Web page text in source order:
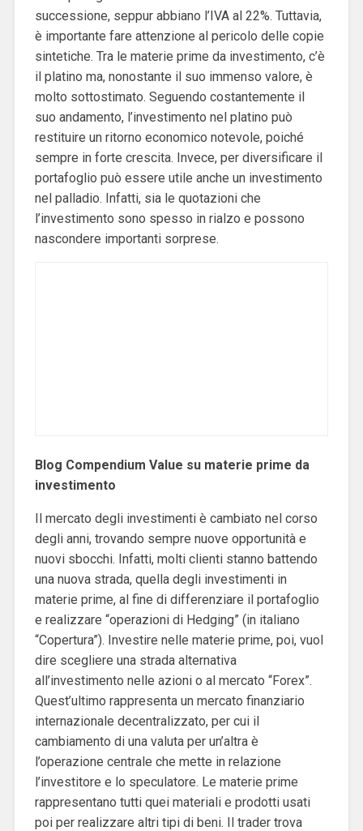
successione, seppur abbiano l’IVA al 22%. Tuttavia,
è importante fare attenzione al pericolo delle copie
sintetiche. Tra le materie prime da investimento, c’è
il platino ma, nonostante il suo immenso valore, è
molto sottostimato. Seguendo costantemente il
suo andamento, l’investimento nel platino può
restituire un ritorno economico notevole, poiché
sempre in forte crescita. Invece, per diversificare il
portafoglio può essere utile anche un investimento
nel palladio. Infatti, sia le quotazioni che
l’investimento sono spesso in rialzo e possono
nascondere importanti sorprese.
Blog Compendium Value su materie prime da
investimento
Il mercato degli investimenti è cambiato nel corso
degli anni, trovando sempre nuove opportunità e
nuovi sbocchi. Infatti, molti clienti stanno battendo
una nuova strada, quella degli investimenti in
materie prime, al fine di differenziare il portafoglio
e realizzare “operazioni di Hedging” (in italiano
“Copertura”). Investire nelle materie prime, poi, vuol
dire scegliere una strada alternativa
all’investimento nelle azioni o al mercato “Forex”.
Quest’ultimo rappresenta un mercato finanziario
internazionale decentralizzato, per cui il
cambiamento di una valuta per un’altra è
l’operazione centrale che mette in relazione
l’investitore e lo speculatore. Le materie prime
rappresentano tutti quei materiali e prodotti usati
poi per realizzare altri tipi di beni. Il trader trova